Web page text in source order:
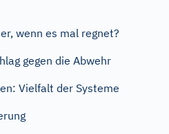
wenn es mal regnet?
gegen die Abwehr
Vielfalt der Systeme